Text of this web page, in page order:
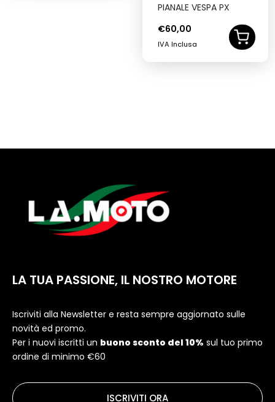
PIANALE VESPA PX
€60,00
IVA Inclusa
LA TUA PASSIONE, IL NOSTRO MOTORE
Iscriviti alla Newsletter e resta sempre aggiornato sulle
novità ed promo.
Per i nuovi iscritti un buono sconto del 10% sul tuo primo
ordine di minimo €60
ISCRIVITI ORA